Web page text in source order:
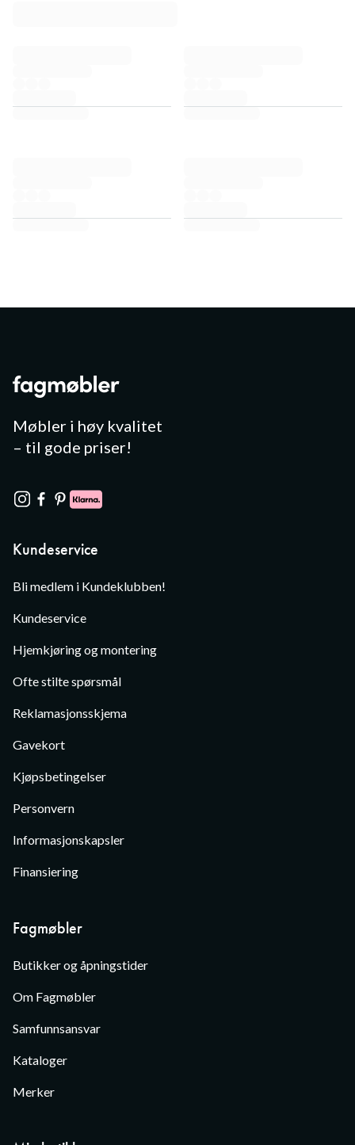
Møbler i høy kvalitet
– til gode priser!
Kundeservice
Bli medlem i Kundeklubben!
Kundeservice
Hjemkjøring og montering
Ofte stilte spørsmål
Reklamasjonsskjema
Gavekort
Kjøpsbetingelser
Personvern
Informasjonskapsler
Finansiering
Fagmøbler
Butikker og åpningstider
Om Fagmøbler
Samfunnsansvar
Kataloger
Merker